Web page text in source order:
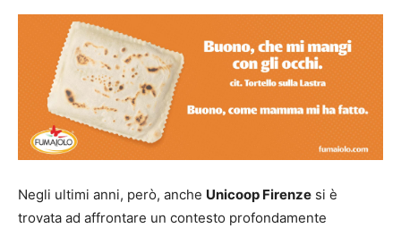
Negli ultimi anni, però, anche Unicoop Firenze si è
trovata ad affrontare un contesto profondamente